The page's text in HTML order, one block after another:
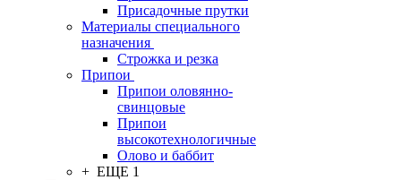
Присадочные прутки
Материалы специального
назначения
Строжка и резка
Припои
Припои оловянно-
свинцовые
Припои
высокотехнологичные
Олово и баббит
+ ЕЩЕ 1